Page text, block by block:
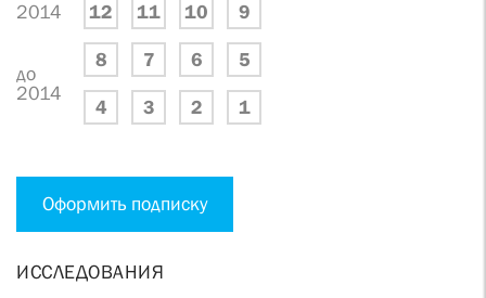
2014 12 11 10 9
до
2014
8 7 6 5
4 3 2 1
Оформить подписку
ИССЛЕДОВАНИЯ